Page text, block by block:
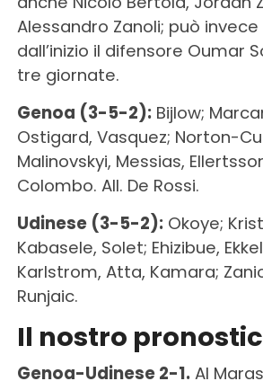
Alessandro Zanoli; può
dall’inizio il difensore Oumar
tre giornate.
Genoa (3-5-2):Bijlow;
Ostigard, Vasquez; Norton-
Malinovskyi, Messias,
Colombo. All. De Rossi.
Udinese (3-5-2):Okoye;
Kabasele, Solet; Ehizibue,
Karlstrom, Atta, Kamara;
Runjaic.
Il nostro
Genoa-Udinese 2-1. Al